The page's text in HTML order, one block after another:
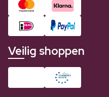
Veilig shoppen